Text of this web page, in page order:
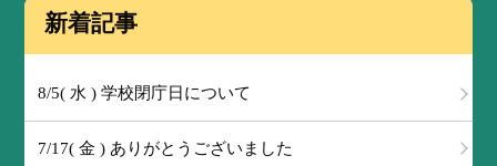
新着記事
8/5( 水 ) 学校閉庁日について
7/17( 金 ) ありがとうございました